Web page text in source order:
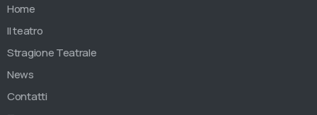
Home
Il teatro
Stragione Teatrale
News
Contatti